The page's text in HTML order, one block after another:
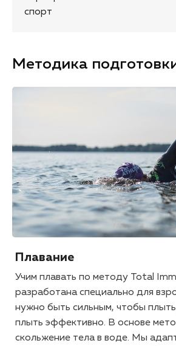
спорт
Методика
Плавание
Учим плавать по методу Total
разработана специально для
нужно быть сильным, чтобы
плыть эффективно. В основе
скольжение тела в воде. Мы